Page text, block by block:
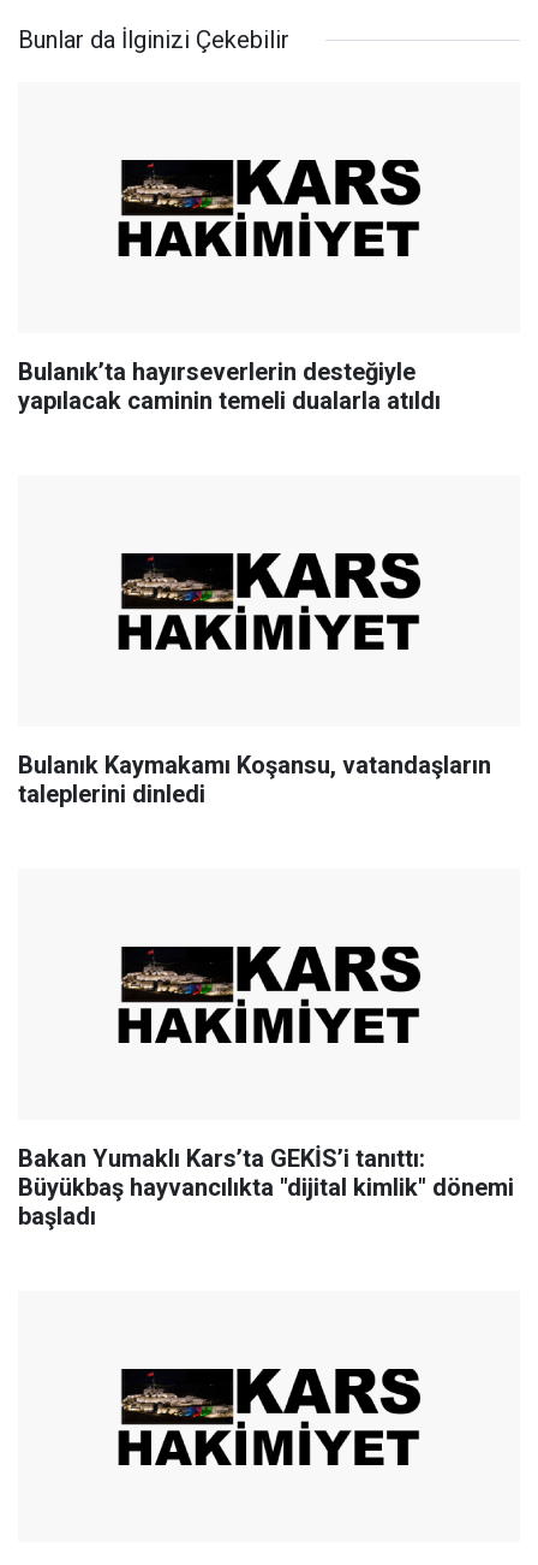
Bunlar da İlginizi Çekebilir
Bulanık’ta hayırseverlerin desteğiyle
yapılacak caminin temeli dualarla atıldı
Bulanık Kaymakamı Koşansu, vatandaşların
taleplerini dinledi
Bakan Yumaklı Kars’ta GEKİS’i tanıttı:
Büyükbaş hayvancılıkta "dijital kimlik" dönemi
başladı